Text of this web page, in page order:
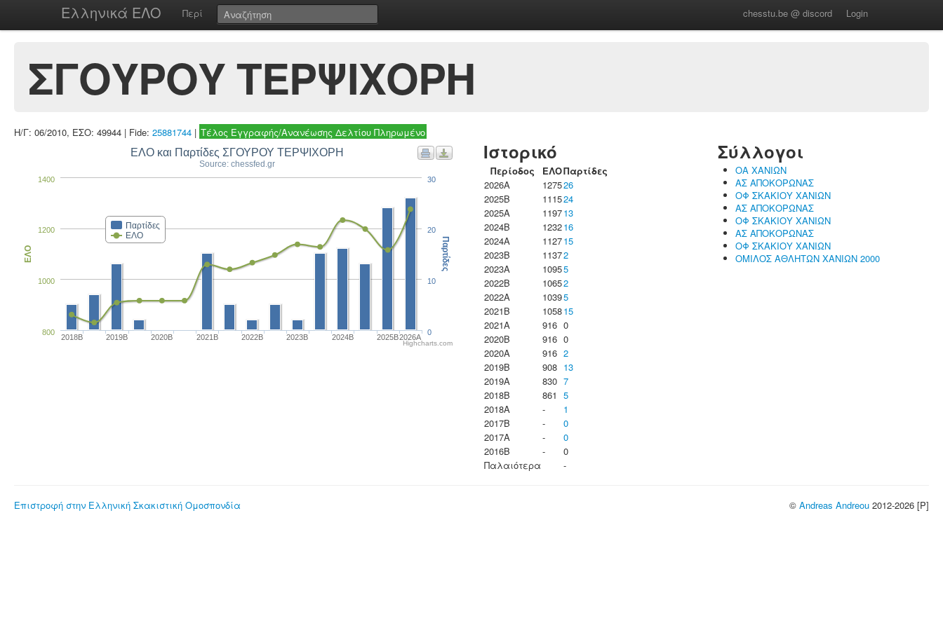
Ελληνικά ΕΛΟ Περί chesstu.be @ discord Login
ΣΓΟΥΡΟΥ ΤΕΡΨΙΧΟΡΗ
Η/Γ: 06/2010, ΕΣΟ: 49944 | Fide: 25881744 | Τέλος Εγγραφής/Ανανέωσης Δελτίου Πληρωμένο
ΕΛΟ και Παρτίδες ΣΓΟΥΡΟΥ ΤΕΡΨΙΧΟΡΗ
Source: chessfed.gr
Παρτίδες
ΕΛΟ
2018B 2019B 2020B 2021B 2022B 2023B 2024B 2025B2026A
800
1000
1200
1400
ΕΛΟ
0
10
20
30
Παρτίδες
Highcharts.com
Ιστορικό
Περίοδος ΕΛΟΠαρτίδες
2026A
127526
2025B
111524
2025A
119713
2024B
123216
2024A
112715
2023B
11372
2023Α
10955
2022B
10652
2022A
10395
2021B
105815
2021A
916 0
2020B
916 0
2020A
916 2
2019B
908 13
2019A
830 7
2018B
861 5
2018A
-
1
2017B
-
0
2017A
-
0
2016B
-
0
Παλαιότερα
-
Σύλλογοι
ΟΑ ΧΑΝΙΩΝ
ΑΣ ΑΠΟΚΟΡΩΝΑΣ
ΟΦ ΣΚΑΚΙΟΥ ΧΑΝΙΩΝ
ΑΣ ΑΠΟΚΟΡΩΝΑΣ
ΟΦ ΣΚΑΚΙΟΥ ΧΑΝΙΩΝ
ΑΣ ΑΠΟΚΟΡΩΝΑΣ
ΟΦ ΣΚΑΚΙΟΥ ΧΑΝΙΩΝ
ΟΜΙΛΟΣ ΑΘΛΗΤΩΝ ΧΑΝΙΩΝ 2000
Επιστροφή στην Ελληνική Σκακιστική Ομοσπονδία © Andreas Andreou 2012-2026 [P]